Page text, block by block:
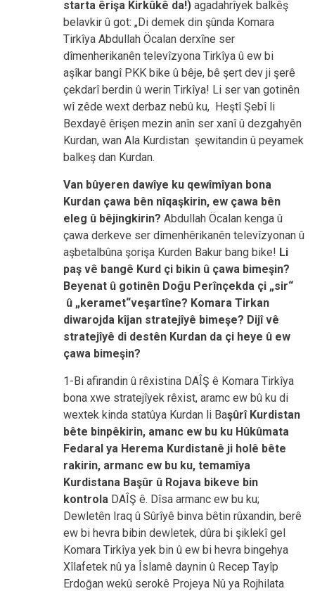
starta êrişa Kirkûkê da!) agadahrîyek balkêş
belavkir û got: „Di demek din şûnda Komara
Tirkîya Abdullah Öcalan derxîne ser
dîmenherikanên televîzyona Tirkîya û ew bi
aşîkar bangî PKK bike û bêje, bê şert dev ji şerê
çekdarî berdin û werin Tirkîya! Li ser van gotinên
wî zêde wext derbaz nebû ku, Heştî Şebî li
Bexdayê êrişen mezin anîn ser xanî û dezgahyên
Kurdan, wan Ala Kurdistan şewitandin û peyamek
balkeş dan Kurdan.
Van bûyeren dawîye ku qewîmîyan bona
Kurdan çawa bên nîqaşkirin, ew çawa bên
eleg û bêjingkirin? Abdullah Öcalan kenga û
çawa derkeve ser dîmenhêrikanên televîzyonan û
aşbetalbûna şorişa Kurden Bakur bang bike! Li
paş vê bangê Kurd çi bikin û çawa bimeşin?
Beyenat û gotinên Doḡu Perînçekda çi „sir“
û „keramet“veşartîne? Komara Tirkan
diwarojda kîjan stratejîyê bimeşe? Dijî vê
stratejîyê di destên Kurdan da çi heye û ew
çawa bimeşin?
1-Bi afirandin û rêxistina DAÎŞ ê Komara Tirkîya
bona xwe stratejîyek rêxist, aramc ew bû ku di
wextek kinda statûya Kurdan li BaşûrîKurdistan
bête binpêkirin, amanc ew bu ku Hûkûmata
Fedaral ya Herema Kurdistanê ji holê bête
rakirin, armanc ew bu ku, temamîya
Kurdistana Başûr û Rojava bikeve bin
kontrola DAÎŞ ê. Dîsa armanc ew bu ku;
Dewletên Iraq û Sûrîyê binva bêtin rûxandin, berê
ew bi hevra bibin dewletek, dûra bi şiklekî gel
Komara Tirkîya yek bin û ew bi hevra bingehya
Xîlafetek nû ya Îslamê daynin û Recep Tayîp
Erdoḡan wekû serokê Projeya Nû ya Rojhilata